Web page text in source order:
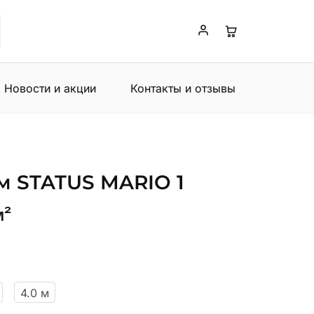
Новости и акции Контакты и отзывы
MARIO 1
4.0 м